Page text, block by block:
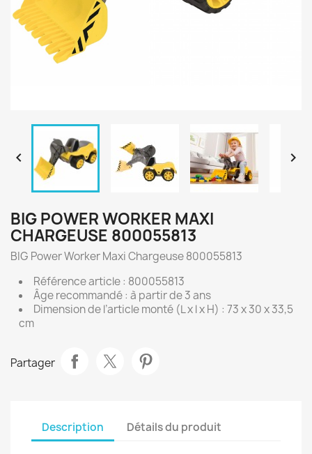
 
BIG POWER WORKER MAXI
CHARGEUSE 800055813
BIG Power Worker Maxi Chargeuse 800055813
Référence article : 800055813
Âge recommandé : à partir de 3 ans
Dimension de l’article monté (L x l x H) : 73 x 30 x 33,5
cm
Partager
Description Détails du produit